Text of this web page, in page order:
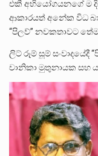
එකී අභියෝගයනගේ ම
ආකාරයත් අනේක විධ
“පිලව්” නවකතාවට
ලිට් රූම් සූම් සංවාදයේදී
චානිකා මුතුනායක සහ